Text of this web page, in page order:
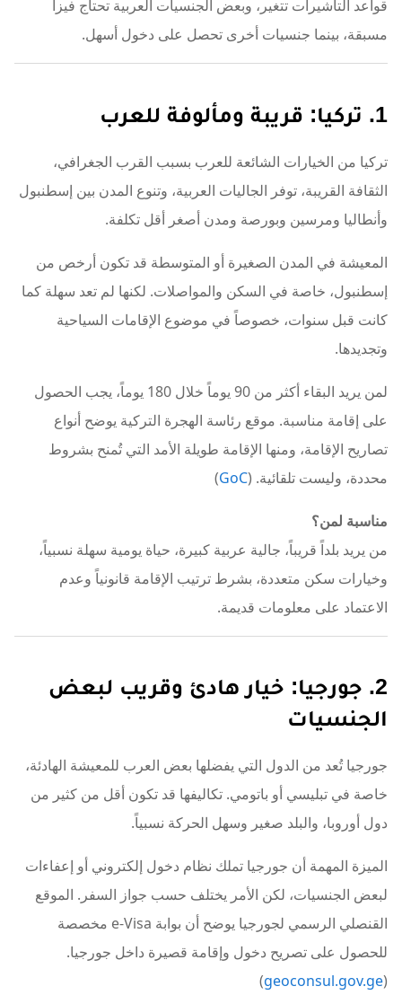
قواعد التأشيرات تتغير، وبعض الجنسيات العربية تحتاج فيزا
مسبقة، بينما جنسيات أخرى تحصل على دخول أسهل.
1. تركيا: قريبة ومألوفة للعرب
تركيا من الخيارات الشائعة للعرب بسبب القرب الجغرافي،
الثقافة القريبة، توفر الجاليات العربية، وتنوع المدن بين إسطنبول
وأنطاليا ومرسين وبورصة ومدن أصغر أقل تكلفة.
المعيشة في المدن الصغيرة أو المتوسطة قد تكون أرخص من
إسطنبول، خاصة في السكن والمواصلات. لكنها لم تعد سهلة كما
كانت قبل سنوات، خصوصاً في موضوع الإقامات السياحية
وتجديدها.
لمن يريد البقاء أكثر من 90 يوماً خلال 180 يوماً، يجب الحصول
على إقامة مناسبة. موقع رئاسة الهجرة التركية يوضح أنواع
تصاريح الإقامة، ومنها الإقامة طويلة الأمد التي تُمنح بشروط
محددة، وليست تلقائية. (GoC
)
مناسبة لمن؟
من يريد بلداً قريباً، جالية عربية كبيرة، حياة يومية سهلة نسبياً،
وخيارات سكن متعددة، بشرط ترتيب الإقامة قانونياً وعدم
الاعتماد على معلومات قديمة.
2. جورجيا: خيار هادئ وقريب لبعض
الجنسيات
جورجيا تُعد من الدول التي يفضلها بعض العرب للمعيشة الهادئة،
خاصة في تبليسي أو باتومي. تكاليفها قد تكون أقل من كثير من
دول أوروبا، والبلد صغير وسهل الحركة نسبياً.
الميزة المهمة أن جورجيا تملك نظام دخول إلكتروني أو إعفاءات
لبعض الجنسيات، لكن الأمر يختلف حسب جواز السفر. الموقع
القنصلي الرسمي لجورجيا يوضح أن بوابة e-Visa مخصصة
للحصول على تصريح دخول وإقامة قصيرة داخل جورجيا.
(
geoconsul.gov.ge
)